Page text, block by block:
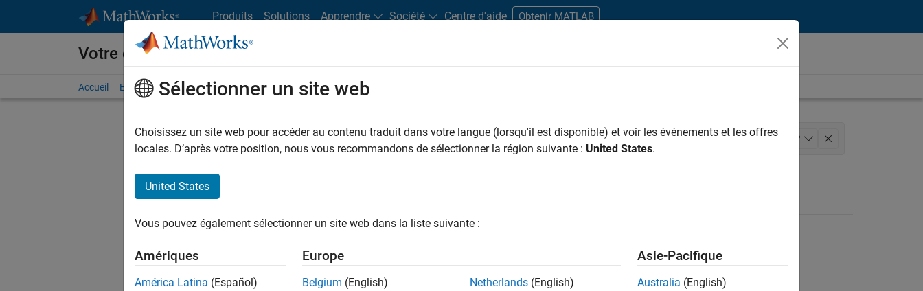
Produits Solutions Apprendre Société Centre d'aide Obtenir MATLAB
Votre carrière chez MathWorks
Accueil Explorer nos opportunités Adresses de nos bureaux Étudiants et carrières
FILTRER PAR Applications et outils commerciaux Développement de produits Ingénierie de la qualité 2
Sélectionner un site web
Choisissez un site web pour accéder au contenu traduit dans votre langue (lorsqu'il est disponible) et voir les événements et les offres
locales. D’après votre position, nous vous recommandons de sélectionner la région suivante : United States.
United States
Vous pouvez également sélectionner un site web dans la liste suivante :
Amériques
América Latina (Español)
Europe
Belgium (English)
Netherlands (English)
Asie-Pacifique
Australia (English)